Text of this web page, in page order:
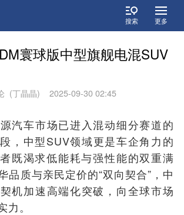
搜索 更多
寰球版中型旗舰电混SUV
(丁晶晶) 2025-09-30 02:45
汽车市场已进入混动细分赛道的
，中型SUV领域更是车企角力的
既渴求低能耗与强性能的双重满
品质与亲民定价的“双向契合”，中
机加速高端化突破，向全球市场
。